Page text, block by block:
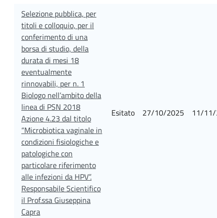
Selezione pubblica, per
titoli e colloquio, per il
conferimento di una
borsa di studio, della
durata di mesi 18
eventualmente
rinnovabili, per n. 1
Biologo nell’ambito della
linea di PSN 2018
Azione 4.23 dal titolo
“Microbiotica vaginale in
condizioni fisiologiche e
patologiche con
particolare riferimento
alle infezioni da HPV”.
Responsabile Scientifico
il Prof.ssa Giuseppina
Capra
Esitato 27/10/2025 11/